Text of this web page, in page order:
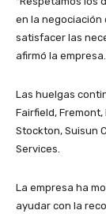
en la negociación
satisfacer las
afirmó la empresa.
Las huelgas
Fairfield, Fremont,
Stockton, Suisun
Services.
La empresa ha
ayudar con la